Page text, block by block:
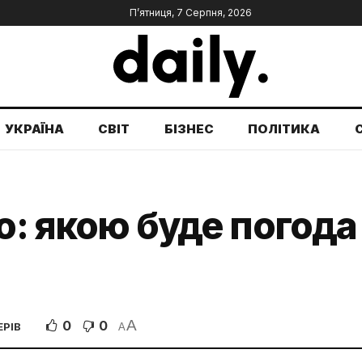
П’ятниця, 7 Серпня, 2026
УКРАЇНА СВІТ БІЗНЕС ПОЛІТИКА
якою буде погода
0 0 AA